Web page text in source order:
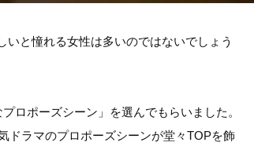
と憧れる女性は多いのではないでしょう
ロポーズシーン」を選んでもらいました。
ドラマのプロポーズシーンが堂々TOPを飾